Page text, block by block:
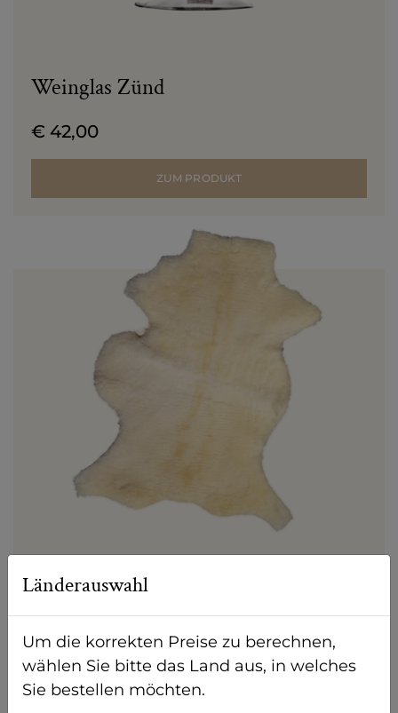
Weinglas Zünd
€ 42,00
ZUM PRODUKT
Shropshire Natur-Schaffell
€ 100,00
Anzahl
Länderauswahl
Um die korrekten Preise zu berechnen,
wählen Sie bitte das Land aus, in welches
Sie bestellen möchten.